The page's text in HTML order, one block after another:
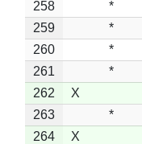
258
*
259
*
260
*
261
*
262
X
263
*
264
X